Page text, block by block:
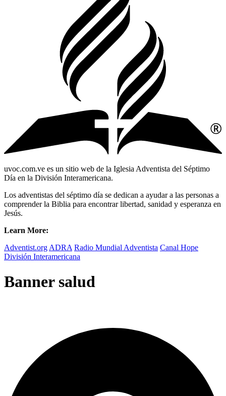
uvoc.com.ve es un sitio web de la Iglesia Adventista del Séptimo
Día en la División Interamericana.
Los adventistas del séptimo día se dedican a ayudar a las personas a
comprender la Biblia para encontrar libertad, sanidad y esperanza en
Jesús.
Learn More:
Adventist.org ADRA Radio Mundial Adventista Canal Hope
División Interamericana
Banner salud